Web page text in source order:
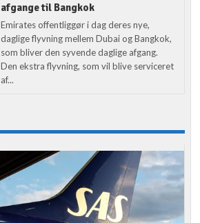
afgange til Bangkok
Emirates offentliggør i dag deres nye,
daglige flyvning mellem Dubai og Bangkok,
som bliver den syvende daglige afgang.
Den ekstra flyvning, som vil blive serviceret
af...